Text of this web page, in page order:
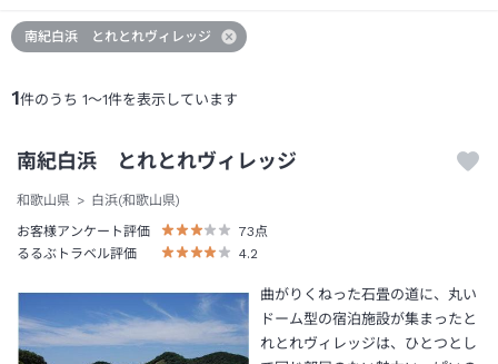
1件のうち 1～1件を表示しています
南紀白浜 とれとれヴィレッジ
南紀白浜 とれとれヴィレッジ
和歌山県
白浜(和歌山県)
お客様アンケート評価
73 点
るるぶトラベル評価
4.2
曲がりくねった石畳の道に、丸い
ドーム型の宿泊施設が集まったと
れとれヴィレッジは、ひとつとし